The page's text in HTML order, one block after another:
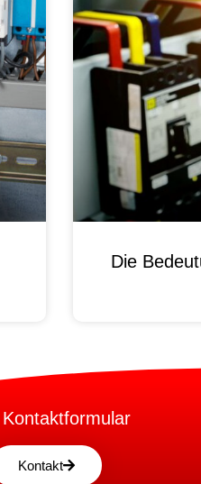
Die
Kontakt